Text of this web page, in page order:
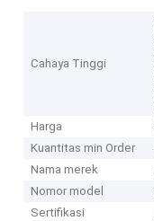
Cahaya Tinggi
Harga
Kuantitas min Order
Nama merek
Nomor model
Sertifikasi